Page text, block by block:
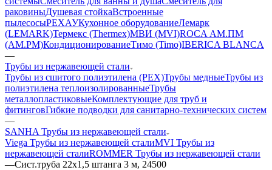
раковиныДушевая стойкаВстроенные
пылесосыРЕХАУКухонное оборудованиеЛемарк
(LEMARK)Термекс (Thermex)МВИ (MVI)ROCA АМ.ПМ
(AM.PM)КондиционированиеТимо (Timo)IBERICA BLANCA
—
Трубы из нержавеющей стали
Трубы из сшитого полиэтилена (PEX)Трубы медныеТрубы из
полиэтилена теплоизолированныеТрубы
металлопластиковыеКомплектующие для труб и
фитинговГибкие подводки для санитарно-технических систем
—
SANHA Трубы из нержавеющей стали
Viega Трубы из нержавеющей сталиMVI Трубы из
нержавеющей сталиROMMER Трубы из нержавеющей стали
—Сист.труба 22x1,5 штанга 3 м, 24500